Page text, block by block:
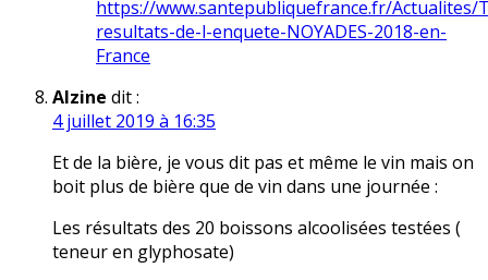
https://www.santepubliquefrance.fr/Actualites/
resultats-de-l-enquete-NOYADES-2018-en-
France
Alzine dit :
4 juillet 2019 à 16:35
Et de la bière, je vous dit pas et même le vin mais on
boit plus de bière que de vin dans une journée :
Les résultats des 20 boissons alcoolisées testées (
teneur en glyphosate)